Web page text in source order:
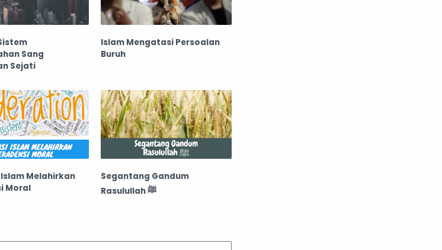
Sang
Sejati
Islam Mengatasi Persoalan
Buruh
Melahirkan
Moral
Segantang Gandum
Rasulullah ﷺ